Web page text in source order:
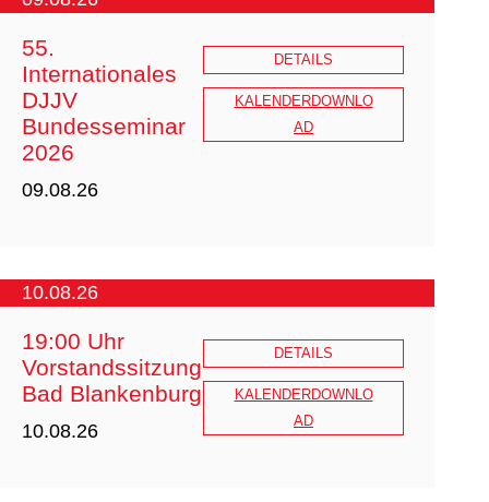
55.
Internationales
DJJV
Bundesseminar
2026
09.08.26
DETAILS
KALENDERDOWNLO
AD
10.08.26
19:00 Uhr
Vorstandssitzung
Bad Blankenburg
10.08.26
DETAILS
KALENDERDOWNLO
AD